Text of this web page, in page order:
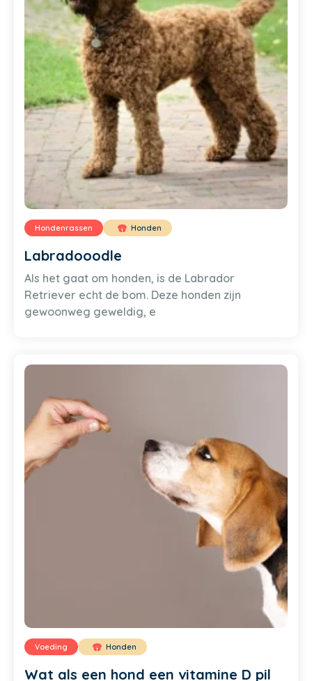
Hondenrassen Honden
Labradooodle
Als het gaat om honden, is de Labrador
Retriever echt de bom. Deze honden zijn
gewoonweg geweldig, e
Voeding Honden
Wat als een hond een vitamine D pil